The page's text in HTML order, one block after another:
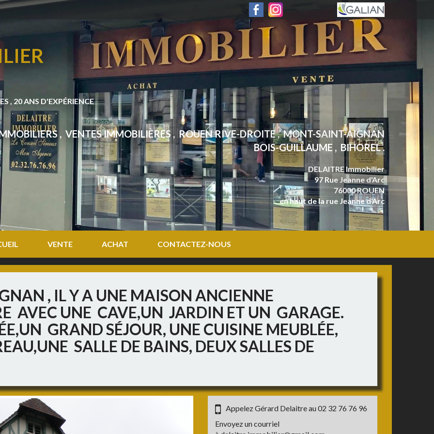
, 20 ANS D'EXPÉRIENCE
, VENTES IMMOBILIÈRES , ROUEN RIVE-DROITE , MONT-SAINT-AIGNAN
BOIS-GUILLAUME , BIHOREL .
DELAITRE Immobilier
97 Rue Jeanne d'Arc
76000 ROUEN
en haut de la rue Jeanne d'Arc
VENTE ACHAT CONTACTEZ-NOUS
, IL Y A UNE MAISON ANCIENNE
AVEC UNE CAVE,UN JARDIN ET UN GARAGE.
GRAND SÉJOUR, UNE CUISINE MEUBLÉE,
SALLE DE BAINS, DEUX SALLES DE
Appelez Gérard Delaitre au02 32 76 76 96
Envoyez un courriel